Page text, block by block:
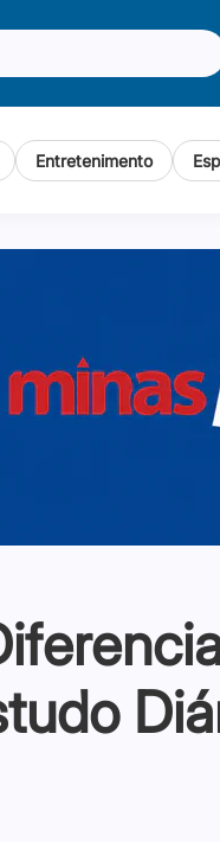
Entretenimento